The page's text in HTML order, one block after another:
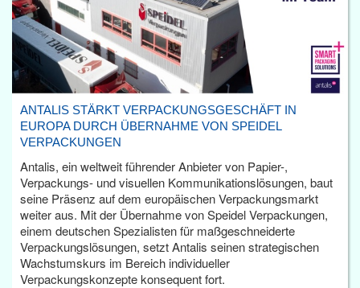
ANTALIS STÄRKT VERPACKUNGSGESCHÄFT IN
EUROPA DURCH ÜBERNAHME VON SPEIDEL
VERPACKUNGEN
Antalis, ein weltweit führender Anbieter von Papier-,
Verpackungs- und visuellen Kommunikationslösungen, baut
seine Präsenz auf dem europäischen Verpackungsmarkt
weiter aus. Mit der Übernahme von Speidel Verpackungen,
einem deutschen Spezialisten für maßgeschneiderte
Verpackungslösungen, setzt Antalis seinen strategischen
Wachstumskurs im Bereich individueller
Verpackungskonzepte konsequent fort.